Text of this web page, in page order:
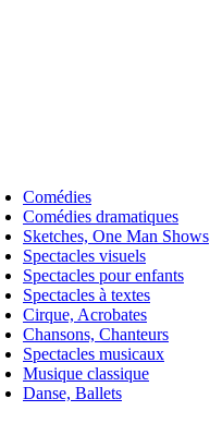
Comédies
Comédies dramatiques
Sketches, One Man Shows
Spectacles visuels
Spectacles pour enfants
Spectacles à textes
Cirque, Acrobates
Chansons, Chanteurs
Spectacles musicaux
Musique classique
Danse, Ballets